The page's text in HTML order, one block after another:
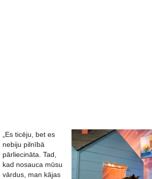
„Es ticēju, bet es
nebiju pilnībā
pārliecināta. Tad,
kad nosauca mūsu
vārdus, man kājas